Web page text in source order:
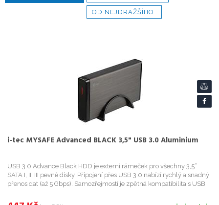
OD NEJDRAŽŠÍHO
i-tec MYSAFE Advanced BLACK 3,5" USB 3.0 Aluminium
USB 3.0 Advance Black HDD je externí rámeček pro všechny 3,5”
SATA I, II, III pevné disky. Připojení přes USB 3.0 nabízí rychlý a snadný
přenos dat (až 5 Gbps). Samozřejmostí je zpětná kompatibilita s USB